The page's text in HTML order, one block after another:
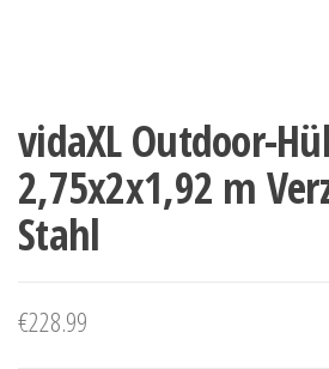
vidaXL Outdoor-
2,75x2x1,92 m
Stahl
€228.99